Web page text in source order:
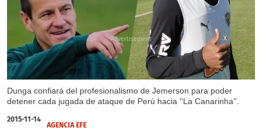
Dunga confiará del profesionalismo de Jemerson para poder
detener cada jugada de ataque de Perú hacia ''La Canarinha''.
X
2015-11-14
AGENCIA EFE